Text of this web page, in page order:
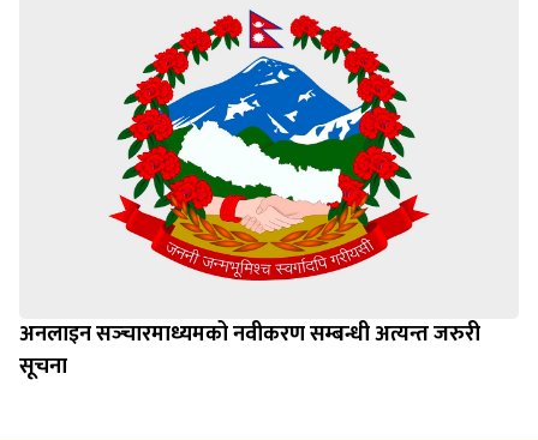
अनलाइन सञ्‍चारमाध्यमको नवीकरण सम्बन्धी अत्यन्त जरुरी
सूचना